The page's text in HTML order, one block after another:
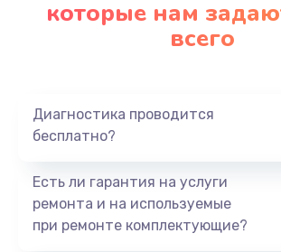
которые нам
всего
Диагностика проводится
бесплатно?
Есть ли гарантия на услуги
ремонта и на используемые
при ремонте комплектующие?